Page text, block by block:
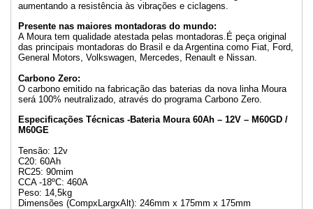
aumentando a resistência às vibrações e ciclagens.
Presente nas maiores montadoras do mundo:
A Moura tem qualidade atestada pelas montadoras.É peça original
das principais montadoras do Brasil e da Argentina como Fiat, Ford,
General Motors, Volkswagen, Mercedes, Renault e Nissan.
Carbono Zero:
O carbono emitido na fabricação das baterias da nova linha Moura
será 100% neutralizado, através do programa Carbono Zero.
Especificações Técnicas -Bateria Moura 60Ah – 12V – M60GD /
M60GE
Tensão: 12v
C20: 60Ah
RC25: 90mim
CCA -18ºC: 460A
Peso: 14,5kg
Dimensões (CompxLargxAlt): 246mm x 175mm x 175mm